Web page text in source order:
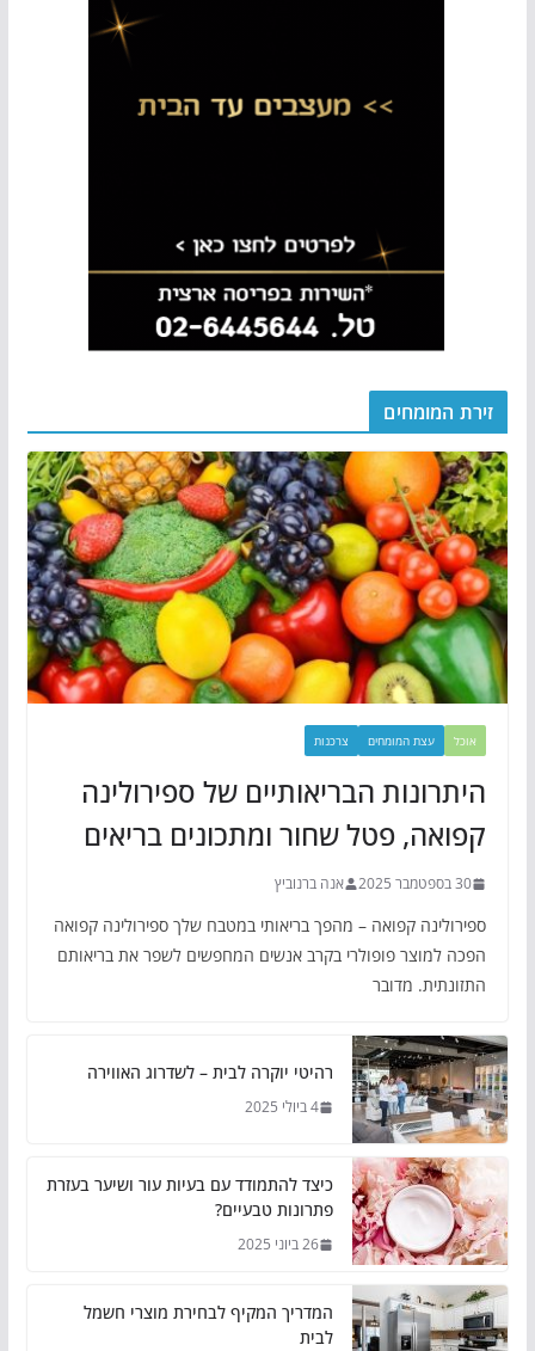
זירת המומחים
אוכל עצת המומחים צרכנות
היתרונות הבריאותיים של ספירולינה
קפואה, פטל שחור ומתכונים בריאים
30 בספטמבר 2025 אנה ברנוביץ
ספירולינה קפואה – מהפך בריאותי במטבח שלך ספירולינה קפואה
הפכה למוצר פופולרי בקרב אנשים המחפשים לשפר את בריאותם
התזונתית. מדובר
רהיטי יוקרה לבית – לשדרוג האווירה
4 ביולי 2025
כיצד להתמודד עם בעיות עור ושיער בעזרת
פתרונות טבעיים?
26 ביוני 2025
המדריך המקיף לבחירת מוצרי חשמל
לבית